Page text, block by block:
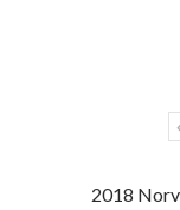
2018